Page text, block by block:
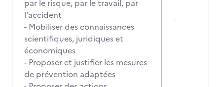
par le risque, par le travail, par
l'accident
- Mobiliser des connaissances
scientifiques, juridiques et
économiques
- Proposer et justifier les mesures
de prévention adaptées
-